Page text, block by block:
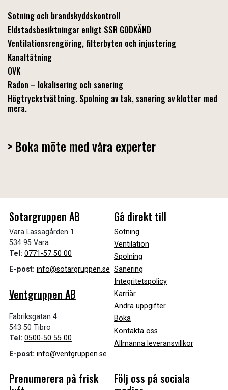
Sotning och brandskyddskontroll
Eldstadsbesiktningar enligt SSR GODKÄND
Ventilationsrengöring, filterbyten och injustering
Kanaltätning
OVK
Radon – lokalisering och sanering
Högtryckstvättning. Spolning av tak, sanering av klotter med
mera.
> Boka möte med våra experter
Sotargruppen AB
Vara Lassagården 1
534 95 Vara
Tel: 0771-57 50 00
E-post: info@sotargruppen.se
Ventgruppen AB
Fabriksgatan 4
543 50 Tibro
Tel: 0500-50 55 00
E-post: info@ventgruppen.se
Gå direkt till
Sotning
Ventilation
Spolning
Sanering
Integritetspolicy
Karriär
Ändra uppgifter
Boka
Kontakta oss
Allmänna leveransvillkor
Prenumerera på frisk
Följ oss på sociala